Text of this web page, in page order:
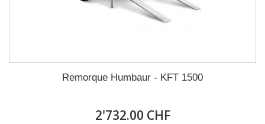
Remorque Humbaur - KFT 1500
2'732.00 CHF